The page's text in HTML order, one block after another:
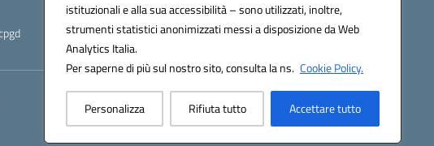
istituzionali e alla sua accessibilità – sono utilizzati, inoltre,
strumenti statistici anonimizzati messi a disposizione da Web
Analytics Italia.
Per saperne di più sul nostro sito, consulta la ns. Cookie Policy.
Personalizza Rifiuta tutto Accettare tutto